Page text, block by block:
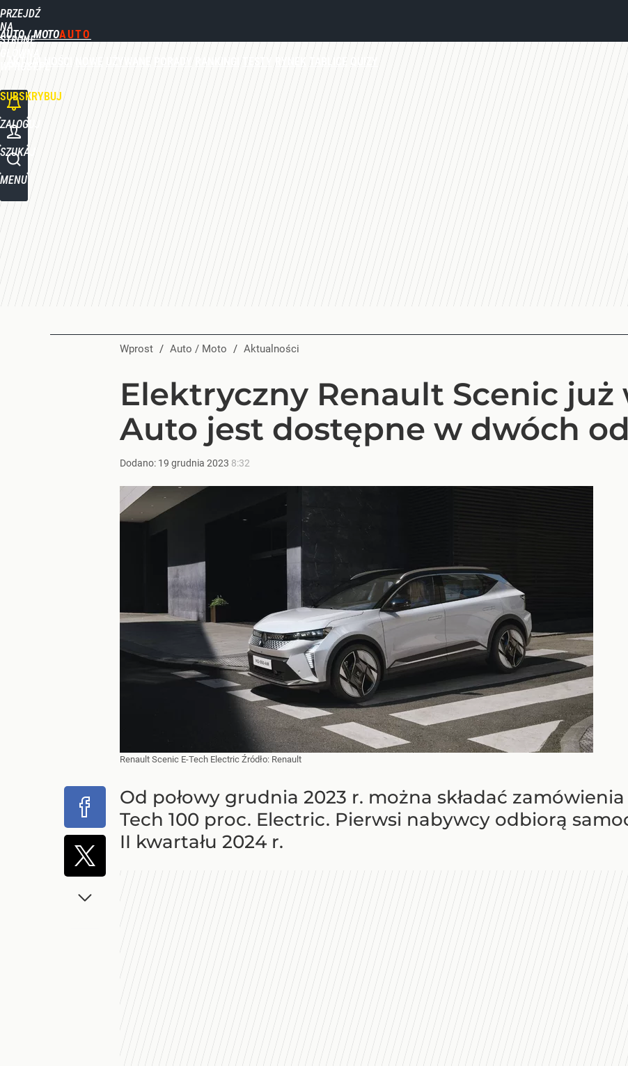
PRZEJDŹ
NA
STRONĘ
GŁÓWNĄ
WPROST.PL
AUTO / MOTO
AKTUALNOŚCI NOWE UŻYWANE PORADY RANKINGI TESTY RYNEK TABLICE QUIZY
SUBSKRYBUJ
ZALOGUJ
SZUKAJ
MENU
Wprost / Auto / Moto / Aktualności
Elektryczny Renault Scenic już
Auto jest dostępne w dwóch
Dodano: 19 grudnia 2023 8:32
Renault Scenic E-Tech Electric Źródło: Renault
Od połowy grudnia 2023 r. można składać
Tech 100 proc. Electric. Pierwsi nabywcy odbiorą
II kwartału 2024 r.